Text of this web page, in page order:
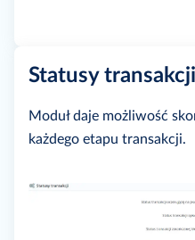
Statusy transakcji
Moduł daje możliwość
każdego etapu transakcji.